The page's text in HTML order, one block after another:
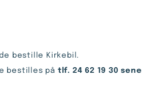
bestille
bestilles på tlf. 24 62 19 30